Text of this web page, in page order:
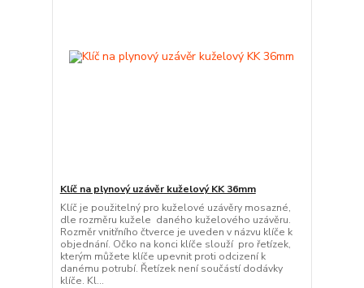
Klíč na plynový uzávěr kuželový KK 36mm
Klíč je použitelný pro kuželové uzávěry mosazné,
dle rozměru kužele daného kuželového uzávěru.
Rozměr vnitřního čtverce je uveden v názvu klíče k
objednání. Očko na konci klíče slouží pro řetízek,
kterým můžete klíče upevnit proti odcizení k
danému potrubí. Řetízek není součástí dodávky
klíče. Kl...